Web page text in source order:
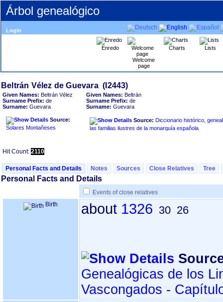
Árbol genealógico
Login
Enredo
Welcome
page
Charts Lists
Given Names: Beltrán Vélez
Surname Prefix: de
Surname: Guevara
Source:
Solares Montañeses
Given Names: Beltrán
Surname Prefix: de
Surname: Guevara
Source: Diccionario histórico,
las familias ilustres de la monarquía española
Hit Count: 2110
Personal Facts and Details Notes Sources Close Relatives Tree
Personal Facts and Details
Events of close relatives
Birth
about 1326 30 26
Genealógicas de los
Vascongados -